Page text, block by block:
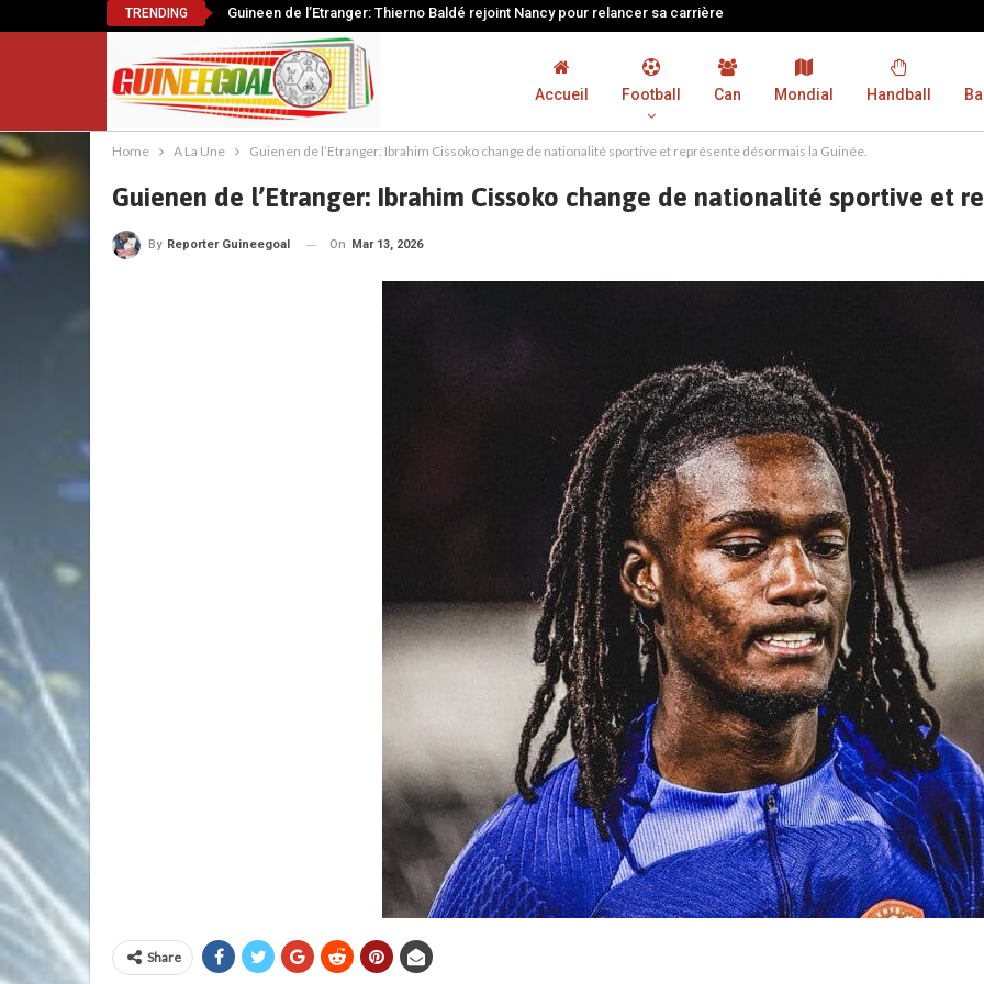
TRENDING Guineen de l’Etranger: Thierno Baldé rejoint Nancy pour relancer sa carrière
Accueil Football Can Mondial Handball
Home A La Une Guienen de l’Etranger: Ibrahim Cissoko change de nationalité sportive et représente désormais la Guinée.
Guienen de l’Etranger: Ibrahim Cissoko change de nationalité sportive et
By Reporter Guineegoal On Mar 13, 2026
Share